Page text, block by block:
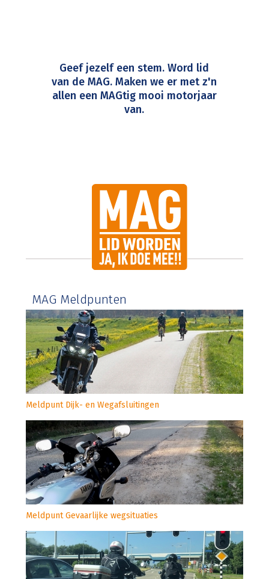
Geef jezelf een stem. Word lid
van de MAG. Maken we er met z'n
allen een MAGtig mooi motorjaar
van.
MAG Meldpunten
Meldpunt Dijk- en Wegafsluitingen
Meldpunt Gevaarlijke wegsituaties